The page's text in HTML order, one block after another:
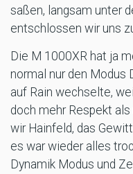
saßen, langsam unter
entschlossen wir uns
Die M 1000XR hat ja
normal nur den Modus
auf Rain wechselte,
doch mehr Respekt
wir Hainfeld, das
es war wieder alles
Dynamik Modus und